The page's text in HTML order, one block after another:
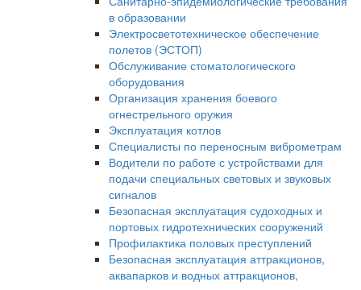
в образовании
Электросветотехническое обеспечение
полетов (ЭСТОП)
Обслуживание стоматологического
оборудования
Организация хранения боевого
огнестрельного оружия
Эксплуатация котлов
Специалисты по переносным виброметрам
Водители по работе с устройствами для
подачи специальных световых и звуковых
сигналов
Безопасная эксплуатация судоходных и
портовых гидротехнических сооружений
Профилактика половых преступлений
Безопасная эксплуатация аттракционов,
аквапарков и водных аттракционов,